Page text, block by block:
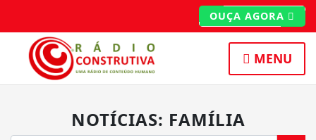
OUÇA AGORA
MENU
NOTÍCIAS: FAMÍLIA